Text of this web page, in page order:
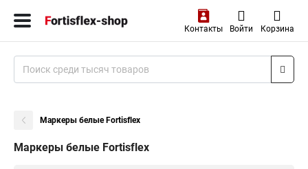
Контакты Войти Корзина
Маркеры белые Fortisflex
Маркеры белые Fortisflex